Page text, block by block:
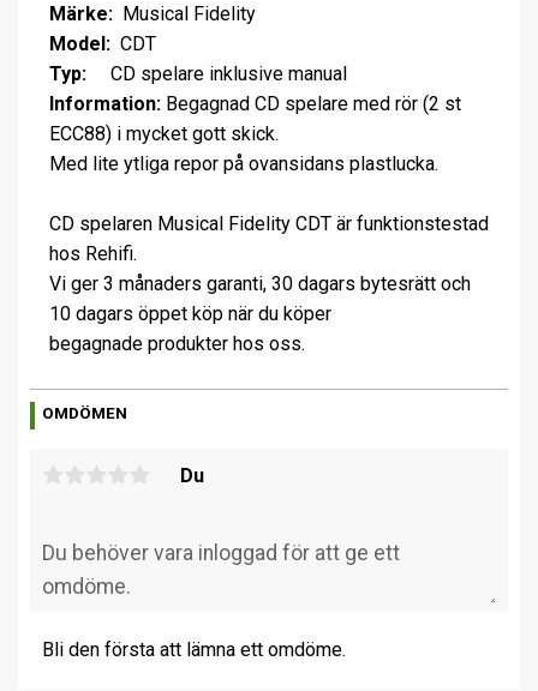
Märke: Musical Fidelity
Model: CDT
Typ:
CD spelare inklusive manual
Information: Begagnad CD spelare med rör (2 st
ECC88) i mycket gott skick.
Med lite ytliga repor på ovansidans plastlucka.
CD spelaren Musical Fidelity CDT är funktionstestad
hos Rehifi.
Vi ger 3 månaders garanti, 30 dagars bytesrätt och
10 dagars öppet köp när du köper
begagnade produkter hos oss.
OMDÖMEN
Du
Bli den första att lämna ett omdöme.